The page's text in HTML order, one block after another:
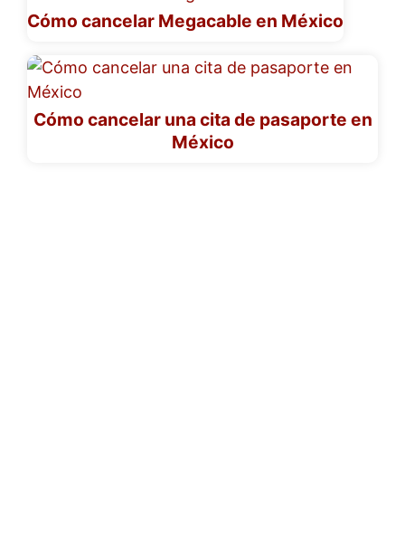
Cómo cancelar Megacable en México
Cómo cancelar una cita de pasaporte en
México